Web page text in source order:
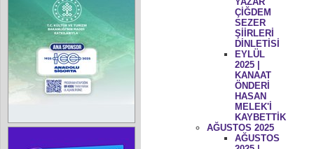
ÇİĞDEM
SEZER
ŞİİRLERİ
DİNLETİSİ
EYLÜL
2025 |
KANAAT
ÖNDERİ
HASAN
MELEK'İ
KAYBETTİK
AĞUSTOS 2025
AĞUSTOS